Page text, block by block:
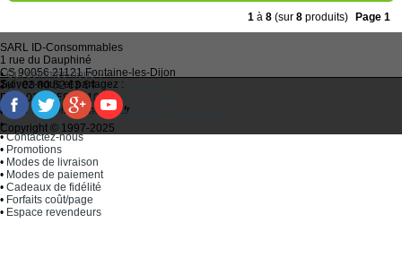
1 à8 (sur8 produits) Page 1
SARL ID-Consommables
1 rue du Dauphiné
CS 90056 21121Fontaine-les-Dijon
Tel :03 80 52 63 64
Fax :03 80 58 81 10
Email : idc@imprimantes.fr
•Qui sommes-nous ?
•Recycler ses cartouches usagées
• Bien choisir ses cartouches d'encre
•
Conditions générales de vente
•Plan du site
•Contactez-nous
• Promotions
• Modes de livraison
• Modes de paiement
• Cadeaux de fidélité
• Forfaits coût/page
• Espace revendeurs
Suivez-nous et partagez :
Consent Preferences
Copyright © 1997-2025